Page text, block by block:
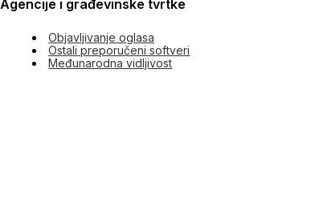
Agencije i građevinske tvrtke
Objavljivanje oglasa
Ostali preporučeni softveri
Međunarodna vidljivost